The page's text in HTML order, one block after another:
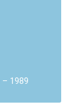
1989